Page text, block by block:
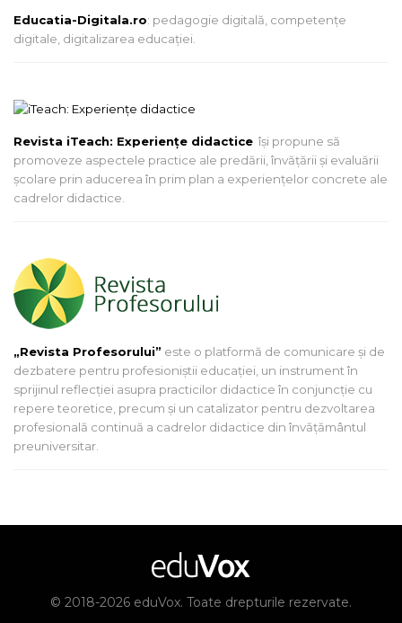
Educatia-Digitala.ro: pedagogie digitală, competențe
digitale, digitalizarea educației.
Revista iTeach: Experienţe didactice îşi propune să
promoveze aspectele practice ale predării, învăţării şi evaluării
şcolare prin aducerea în prim plan a experienţelor concrete ale
cadrelor didactice.
„Revista Profesorului” este o platformă de comunicare și de
dezbatere pentru profesioniștii educației, un instrument în
sprijinul reflecției asupra practicilor didactice în conjuncție cu
repere teoretice, precum și un catalizator pentru dezvoltarea
profesională continuă a cadrelor didactice din învățământul
preuniversitar.
© 2018-2026 eduVox. Toate drepturile rezervate.